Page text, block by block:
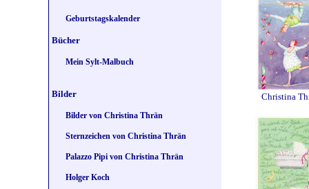
Geburtstagskalender
Bücher
Mein Sylt-Malbuch
Bilder
Bilder von Christina Thrän
Sternzeichen von Christina Thrän
Palazzo Pipi von Christina Thrän
Holger Koch
Christina